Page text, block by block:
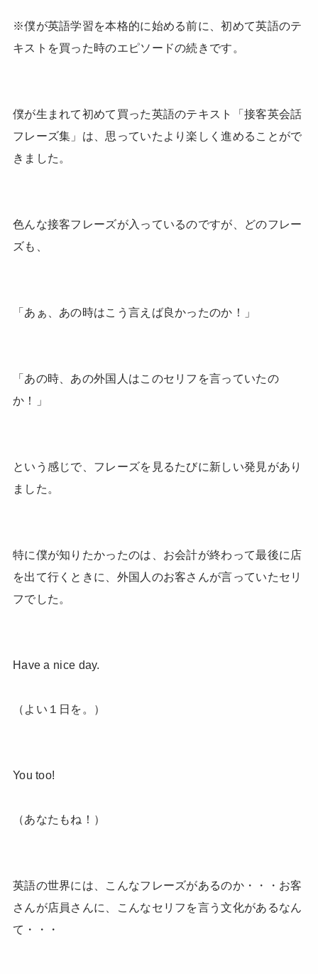
※僕が英語学習を本格的に始める前に、初めて英語のテ
キストを買った時のエピソードの続きです。
僕が生まれて初めて買った英語のテキスト「接客英会話
フレーズ集」は、思っていたより楽しく進めることがで
きました。
色んな接客フレーズが入っているのですが、どのフレー
ズも、
「あぁ、あの時はこう言えば良かったのか！」
「あの時、あの外国人はこのセリフを言っていたの
か！」
という感じで、フレーズを見るたびに新しい発見があり
ました。
特に僕が知りたかったのは、お会計が終わって最後に店
を出て行くときに、外国人のお客さんが言っていたセリ
フでした。
Have a nice day.
（よい１日を。）
You too!
（あなたもね！）
英語の世界には、こんなフレーズがあるのか・・・お客
さんが店員さんに、こんなセリフを言う文化があるなん
て・・・